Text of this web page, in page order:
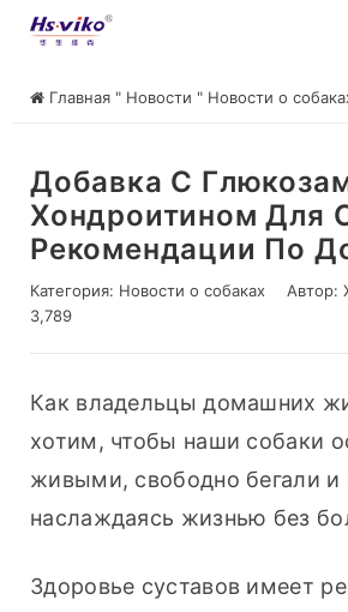
Главная " Новости " Новости о
Добавка С
Хондроитином Для
Рекомендации По
Категория: Новости о собаках Автор:
3,789
Как владельцы домашних
хотим, чтобы наши собаки
живыми, свободно бегали и
наслаждаясь жизнью без
Здоровье суставов имеет